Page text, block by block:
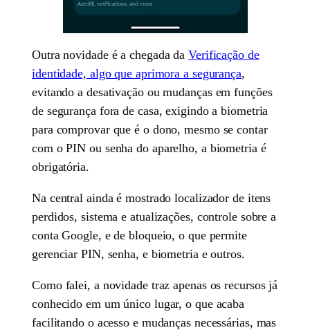
Outra novidade é a chegada daVerificação de
identidade, algo que aprimora a segurança,
evitando a desativação ou mudanças em funções
de segurança fora de casa, exigindo a biometria
para comprovar que é o dono, mesmo se contar
com o PIN ou senha do aparelho, a biometria é
obrigatória.
Na central ainda é mostrado localizador de itens
perdidos, sistema e atualizações, controle sobre a
conta Google, e de bloqueio, o que permite
gerenciar PIN, senha, e biometria e outros.
Como falei, a novidade traz apenas os recursos já
conhecido em um único lugar, o que acaba
facilitando o acesso e mudanças necessárias, mas